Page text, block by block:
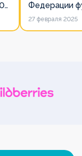
Федерации
дорожит
27 февраля 2025